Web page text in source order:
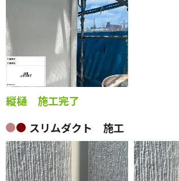
縦樋 施工完了
スリムダクト 施工